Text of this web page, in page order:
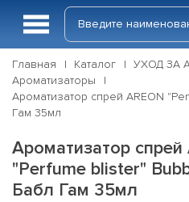
Главная Каталог
УХОД ЗА
Ароматизаторы
Ароматизатор спрей AREON
Гам 35мл
Ароматизатор спрей
"Perfume blister"
Бабл Гам 35мл